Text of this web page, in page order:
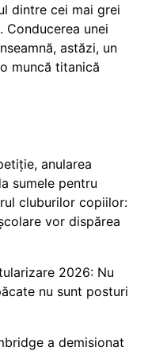
dintre cei mai grei
Conducerea unei
astăzi, un
muncă titanică
anularea
sumele pentru
cluburilor copiilor:
vor dispărea
2026: Nu
nu sunt posturi
a demisionat